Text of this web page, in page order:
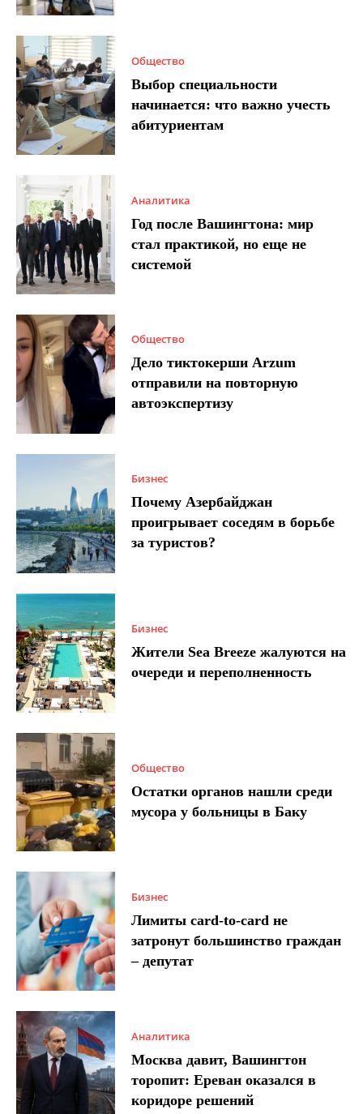
Общество
Выбор специальности
начинается: что важно учесть
абитуриентам
Аналитика
Год после Вашингтона: мир
стал практикой, но еще не
системой
Общество
Дело тиктокерши Arzum
отправили на повторную
автоэкспертизу
Бизнес
Почему Азербайджан
проигрывает соседям в борьбе
за туристов?
Бизнес
Жители Sea Breeze жалуются на
очереди и переполненность
Общество
Остатки органов нашли среди
мусора у больницы в Баку
Бизнес
Лимиты card-to-card не
затронут большинство граждан
– депутат
Аналитика
Москва давит, Вашингтон
торопит: Ереван оказался в
коридоре решений